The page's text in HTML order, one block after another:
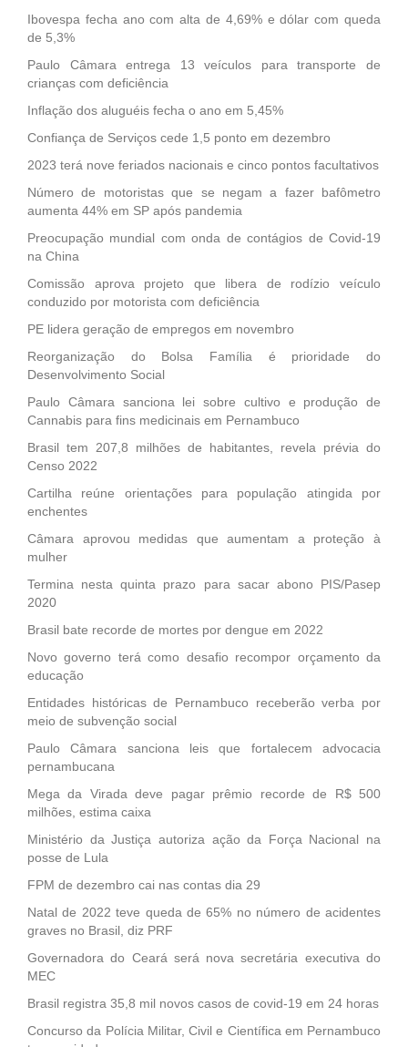
Ibovespa fecha ano com alta de 4,69% e dólar com queda
de 5,3%
Paulo Câmara entrega 13 veículos para transporte de
crianças com deficiência
Inflação dos aluguéis fecha o ano em 5,45%
Confiança de Serviços cede 1,5 ponto em dezembro
2023 terá nove feriados nacionais e cinco pontos facultativos
Número de motoristas que se negam a fazer bafômetro
aumenta 44% em SP após pandemia
Preocupação mundial com onda de contágios de Covid-19
na China
Comissão aprova projeto que libera de rodízio veículo
conduzido por motorista com deficiência
PE lidera geração de empregos em novembro
Reorganização do Bolsa Família é prioridade do
Desenvolvimento Social
Paulo Câmara sanciona lei sobre cultivo e produção de
Cannabis para fins medicinais em Pernambuco
Brasil tem 207,8 milhões de habitantes, revela prévia do
Censo 2022
Cartilha reúne orientações para população atingida por
enchentes
Câmara aprovou medidas que aumentam a proteção à
mulher
Termina nesta quinta prazo para sacar abono PIS/Pasep
2020
Brasil bate recorde de mortes por dengue em 2022
Novo governo terá como desafio recompor orçamento da
educação
Entidades históricas de Pernambuco receberão verba por
meio de subvenção social
Paulo Câmara sanciona leis que fortalecem advocacia
pernambucana
Mega da Virada deve pagar prêmio recorde de R$ 500
milhões, estima caixa
Ministério da Justiça autoriza ação da Força Nacional na
posse de Lula
FPM de dezembro cai nas contas dia 29
Natal de 2022 teve queda de 65% no número de acidentes
graves no Brasil, diz PRF
Governadora do Ceará será nova secretária executiva do
MEC
Brasil registra 35,8 mil novos casos de covid-19 em 24 horas
Concurso da Polícia Militar, Civil e Científica em Pernambuco